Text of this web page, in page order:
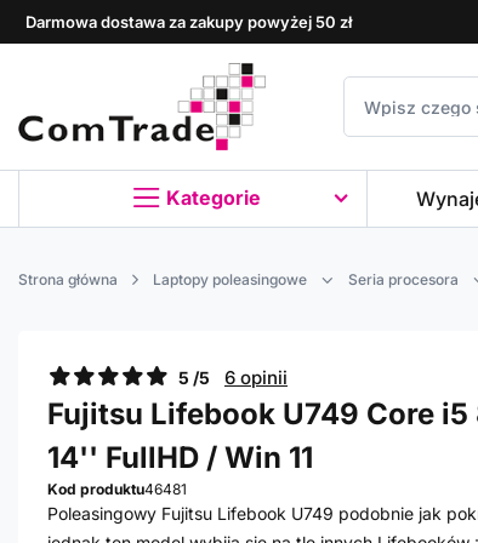
Darmowa dostawa za zakupy powyżej 50 zł
Kategorie
Strona główna Laptopy poleasingowe Seria procesora
5 /5 6 opinii
Fujitsu Lifebook U749 Core i5
14'' FullHD / Win 11
Kod produktu46481
Poleasingowy Fujitsu Lifebook U749 podobnie jak